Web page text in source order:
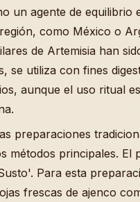
un agente de equilibrio
como México o
de Artemisia han
se utiliza con fines
aunque el uso ritual
preparaciones
métodos principales. El
Para esta
frescas de ajenco